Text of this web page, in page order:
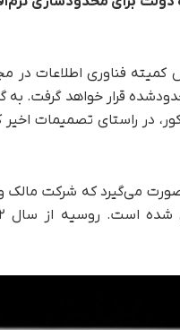
کمیته فناوری اطلاعات
قرار خواهد گرفت. به
در راستای تصمیمات اخیر
می‌گیرد که شرکت